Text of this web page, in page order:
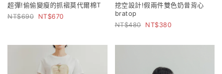
超彈!偷偷變瘦的抓褶莫代爾棉T
690
670
挖空設計!假兩件雙色奶昔背心
bratop
480
380